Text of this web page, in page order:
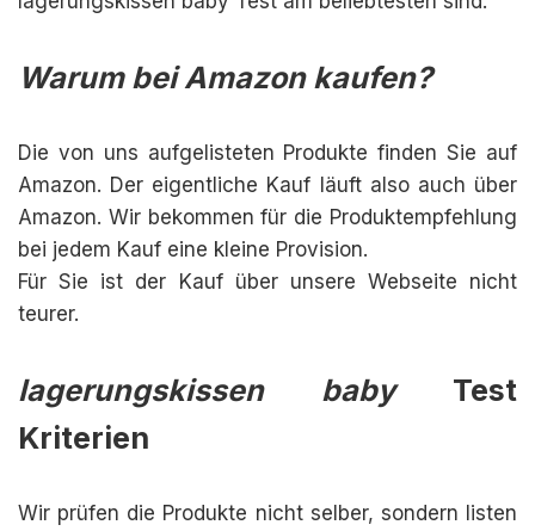
Warum bei Amazon kaufen?
Die von uns aufgelisteten Produkte finden Sie auf
Amazon. Der eigentliche Kauf läuft also auch über
Amazon. Wir bekommen für die Produktempfehlung
bei jedem Kauf eine kleine Provision.
Für Sie ist der Kauf über unsere Webseite nicht
teurer.
lagerungskissen babyTest
Kriterien
Wir prüfen die Produkte nicht selber, sondern listen